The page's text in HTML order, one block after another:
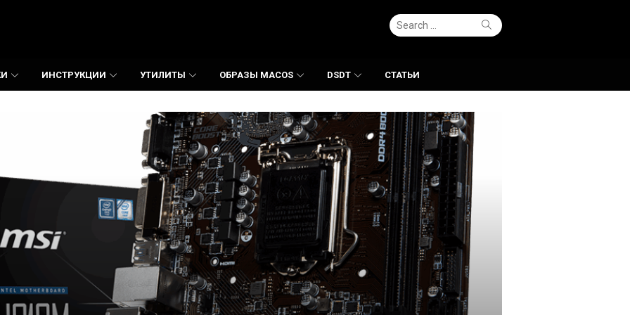
Search
for:
Search
ИНСТРУКЦИИ УТИЛИТЫ ОБРАЗЫ MACOS DSDT СТАТЬИ